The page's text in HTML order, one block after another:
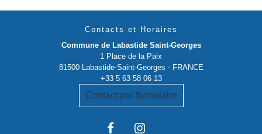
Contacts et Horaires
Commune de Labastide Saint-Georges
1 Place de la Paix
81500 Labastide-Saint-Georges - FRANCE
+33 5 63 58 06 13
Contact par formulaire